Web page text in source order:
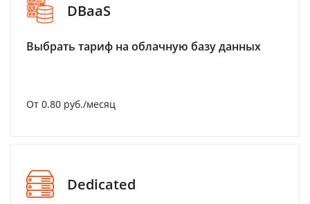
DBaaS
Выбрать тариф на облачную базу данных
От 0.80 руб./месяц
Dedicated